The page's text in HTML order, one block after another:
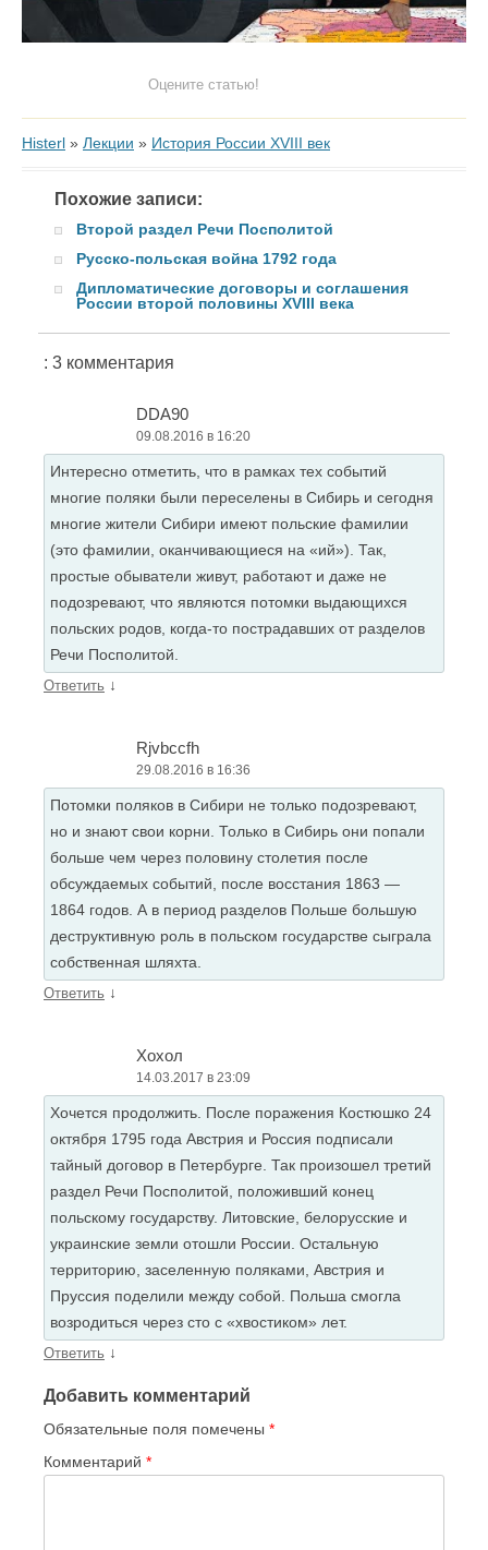
Оцените статью!
Histerl » Лекции » История России XVIII век
Похожие записи:
Второй раздел Речи Посполитой
Русско-польская война 1792 года
Дипломатические договоры и соглашения
России второй половины XVIII века
: 3 комментария
DDA90
09.08.2016 в 16:20
Интересно отметить, что в рамках тех событий
многие поляки были переселены в Сибирь и сегодня
многие жители Сибири имеют польские фамилии
(это фамилии, оканчивающиеся на «ий»). Так,
простые обыватели живут, работают и даже не
подозревают, что являются потомки выдающихся
польских родов, когда-то пострадавших от разделов
Речи Посполитой.
Ответить ↓
Rjvbccfh
29.08.2016 в 16:36
Потомки поляков в Сибири не только подозревают,
но и знают свои корни. Только в Сибирь они попали
больше чем через половину столетия после
обсуждаемых событий, после восстания 1863 —
1864 годов. А в период разделов Польше большую
деструктивную роль в польском государстве сыграла
собственная шляхта.
Ответить ↓
Хохол
14.03.2017 в 23:09
Хочется продолжить. После поражения Костюшко 24
октября 1795 года Австрия и Россия подписали
тайный договор в Петербурге. Так произошел третий
раздел Речи Посполитой, положивший конец
польскому государству. Литовские, белорусские и
украинские земли отошли России. Остальную
территорию, заселенную поляками, Австрия и
Пруссия поделили между собой. Польша смогла
возродиться через сто с «хвостиком» лет.
Ответить ↓
Добавить комментарий
Обязательные поля помечены *
Комментарий *